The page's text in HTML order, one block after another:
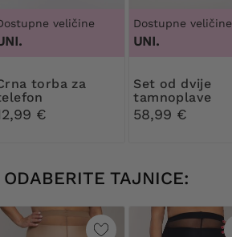
veličine
za
€
Dostupne veličine
UNI.
Set od dvije
tamnoplave
torbice
58,99 €
ODABERITE TAJNICE: